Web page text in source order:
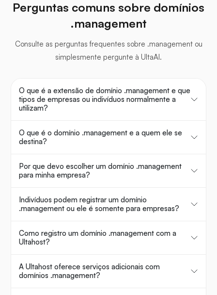
Perguntas comuns sobre domínios
.management
Consulte as perguntas frequentes sobre .management ou
simplesmente pergunte à UltaAI.
O que é a extensão de domínio .management e que
tipos de empresas ou indivíduos normalmente a
utilizam?
O que é o domínio .management e a quem ele se
destina?
Por que devo escolher um domínio .management
para minha empresa?
Indivíduos podem registrar um domínio
.management ou ele é somente para empresas?
Como registro um domínio .management com a
Ultahost?
A Ultahost oferece serviços adicionais com
domínios .management?